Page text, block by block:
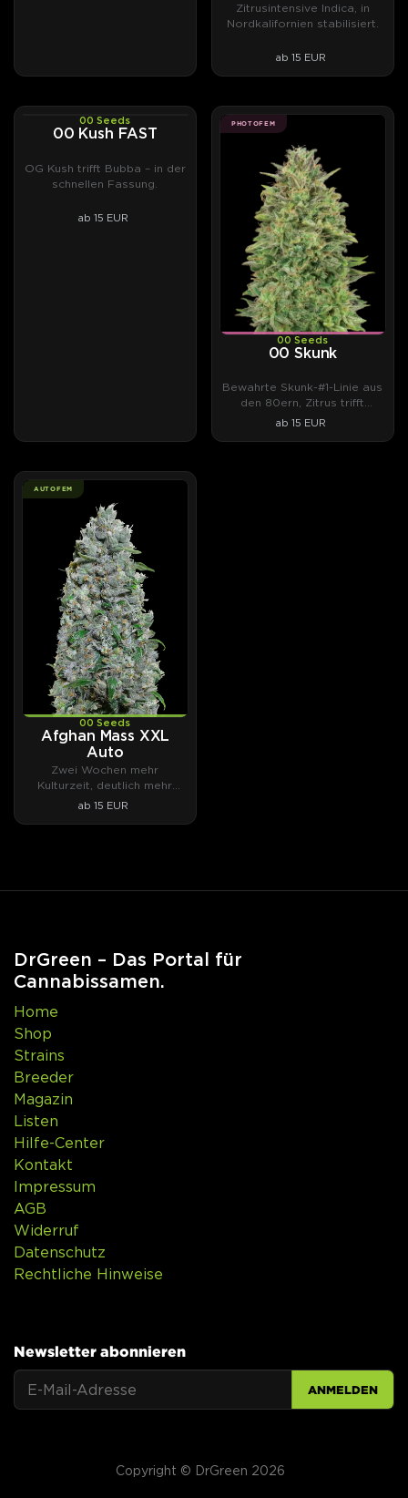
Zitrusintensive Indica, in
Nordkalifornien stabilisiert.
ab 15 EUR
00 Seeds
00 Kush FAST
OG Kush trifft Bubba – in der
schnellen Fassung.
ab 15 EUR
PHOTOFEM
00 Seeds
00 Skunk
Bewahrte Skunk-#1-Linie aus
den 80ern, Zitrus trifft
Weihrauch.
ab 15 EUR
AUTOFEM
00 Seeds
Afghan Mass XXL
Auto
Zwei Wochen mehr
Kulturzeit, deutlich mehr
Ertrag.
ab 15 EUR
DrGreen – Das Portal für
Cannabissamen.
Home
Shop
Strains
Breeder
Magazin
Listen
Hilfe-Center
Kontakt
Impressum
AGB
Widerruf
Datenschutz
Rechtliche Hinweise
Newsletter abonnieren
ANMELDEN
Copyright © DrGreen 2026